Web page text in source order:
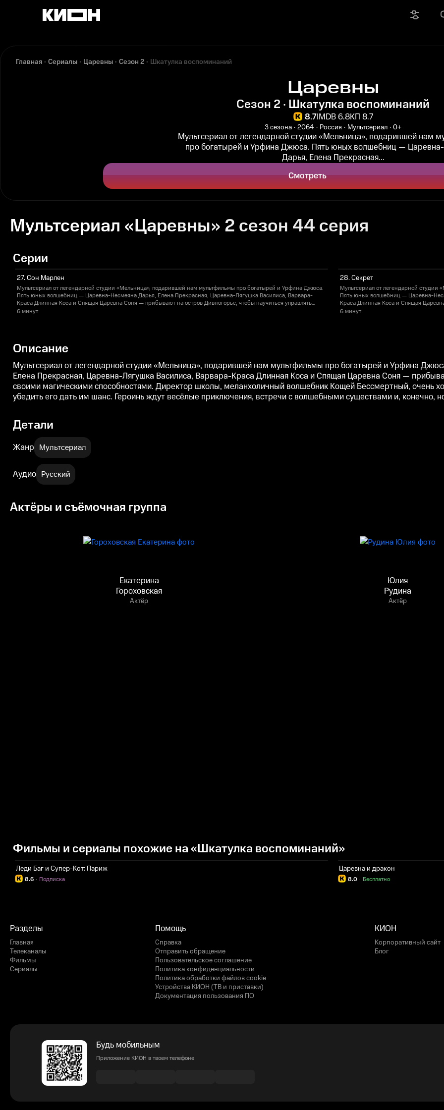
Главная Сериалы Царевны Сезон 2 Шкатулка воспоминаний
Царевны
Сезон 2 · Шкатулка воспоминаний
8.7IMDB 6.8КП 8.7
3 сезона 2064 Россия Мультсериал 0+
Мультсериал от легендарной студии «Мельница», подарившей нам
про богатырей и Урфина Джюса. Пять юных волшебниц —
Дарья, Елена Прекрасная...
Смотреть
Мультсериал «Царевны» 2 сезон 44 серия
Серии
27. Сон Марлен
Мультсериал от легендарной студии «Мельница», подарившей нам мультфильмы про богатырей и Урфина Джюса.
Пять юных волшебниц — Царевна-Несмеяна Дарья, Елена Прекрасная, Царевна-Лягушка Василиса, Варвара-
Краса Длинная Коса и Спящая Царевна Соня — прибывают на остров Дивногорье, чтобы научиться управлять
своими магическими способностями. Директор школы, меланхоличный волшебник Кощей Бессмертный, очень
6 минут
28. Секрет
Мультсериал от легендарной
Пять юных волшебниц — Царевна-
Краса Длинная Коса и Спящая
своими магическими
6 минут
Описание
Мультсериал от легендарной студии «Мельница», подарившей нам мультфильмы про богатырей и Урфина
Елена Прекрасная, Царевна-Лягушка Василиса, Варвара-Краса Длинная Коса и Спящая Царевна Соня —
своими магическими способностями. Директор школы, меланхоличный волшебник Кощей Бессмертный, очень
убедить его дать им шанс. Героинь ждут весёлые приключения, встречи с волшебными существами и, конечно,
Детали
Жанр Мультсериал
Аудио Русский
Актёры и съёмочная группа
Екатерина
Гороховская
Актёр
Юлия
Рудина
Актёр
Фильмы и сериалы похожие на «Шкатулка воспоминаний»
Леди Баг и Супер-Кот: Париж
8.6 Подписка
·
Царевна и дракон
8.0 Бесплатно
·
Разделы
Главная
Телеканалы
Фильмы
Сериалы
Помощь
Справка
Отправить обращение
Пользовательское соглашение
Политика конфиденциальности
Политика обработки файлов cookie
Устройства КИОН (ТВ и приставки)
Документация пользования ПО
КИОН
Корпоративный сайт
Блог
Будь мобильным
Приложение КИОН в твоем телефоне